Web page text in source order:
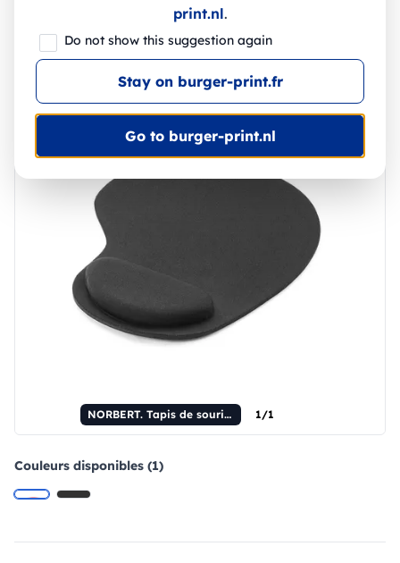
print.nl.
Do not show this suggestion again
Stay on burger-print.fr
Go to burger-print.nl
NORBERT. Tapis de souris ergonomique
conçu pour une utilisation prolongée. -
97159 - Stricker
NORBERT. Tapis de souris ergonomique conçu pour une utilisation prolongée. 1/1
Couleurs disponibles (1)